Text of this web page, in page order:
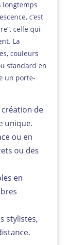
longtemps
c’est
celle qui
La
couleurs
standard en
un porte-
de
unique.
ou en
ou des
en
stylistes,